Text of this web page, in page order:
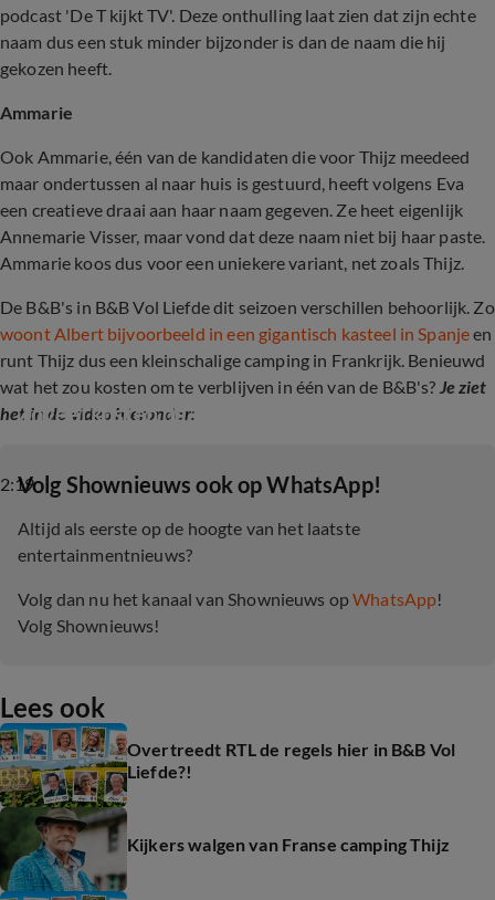
podcast 'De T kijkt TV'. Deze onthulling laat zien dat zijn echte
naam dus een stuk minder bijzonder is dan de naam die hij
gekozen heeft.
Ammarie
Ook Ammarie, één van de kandidaten die voor Thijz meedeed
maar ondertussen al naar huis is gestuurd, heeft volgens Eva
een creatieve draai aan haar naam gegeven. Ze heet eigenlijk
Annemarie Visser, maar vond dat deze naam niet bij haar paste.
Ammarie koos dus voor een uniekere variant, net zoals Thijz.
De B&B's in B&B Vol Liefde dit seizoen verschillen behoorlijk. Zo
woont Albert bijvoorbeeld in een gigantisch kasteel in Spanjeen
runt Thijz dus een kleinschalige camping in Frankrijk. Benieuwd
wat het zou kosten om te verblijven in één van de B&B's? Je ziet
het in de video hieronder:
2:19
Zoveel kosten de B&B's uit B&B Vol Liefde
‎Volg Shownieuws ook op WhatsApp!
Altijd als eerste op de hoogte van het laatste
entertainmentnieuws?
Volg dan nu het kanaal van Shownieuws opWhatsApp!
Volg Shownieuws!
Lees ook
Overtreedt RTL de regels hier in B&B Vol
Liefde?!
Kijkers walgen van Franse camping Thijz